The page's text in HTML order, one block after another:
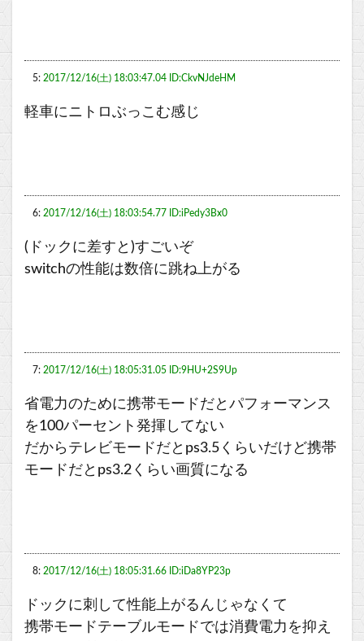
5: 2017/12/16(土) 18:03:47.04 ID:CkvNJdeHM
軽車にニトロぶっこむ感じ
6: 2017/12/16(土) 18:03:54.77 ID:iPedy3Bx0
(ドックに差すと)すごいぞ
switchの性能は数倍に跳ね上がる
7: 2017/12/16(土) 18:05:31.05 ID:9HU+2S9Up
省電力のために携帯モードだとパフォーマンス
を100パーセント発揮してない
だからテレビモードだとps3.5くらいだけど携帯
モードだとps3.2くらい画質になる
8: 2017/12/16(土) 18:05:31.66 ID:iDa8YP23p
ドックに刺して性能上がるんじゃなくて
携帯モードテーブルモードでは消費電力を抑え